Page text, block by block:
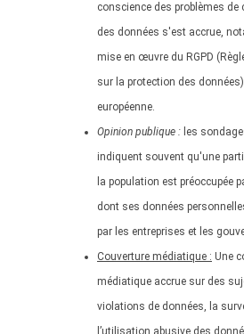
conscience des problèmes de
des données s'est accrue,
mise en œuvre du RGPD
sur la protection des
européenne.
Opinion publique : les
indiquent souvent qu'une
la population est préoccupée
dont ses données
par les entreprises et les
Couverture médiatique : Une
médiatique accrue sur des
violations de données, la
l’utilisation abusive des